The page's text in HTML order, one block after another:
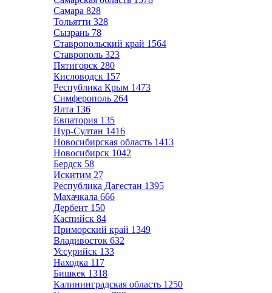
Самара 828
Тольятти 328
Сызрань 78
Ставропольский край 1564
Ставрополь 323
Пятигорск 280
Кисловодск 157
Республика Крым 1473
Симферополь 264
Ялта 136
Евпатория 135
Нур-Султан 1416
Новосибирская область 1413
Новосибирск 1042
Бердск 58
Искитим 27
Республика Дагестан 1395
Махачкала 666
Дербент 150
Каспийск 84
Приморский край 1349
Владивосток 632
Уссурийск 133
Находка 117
Бишкек 1318
Калининградская область 1250